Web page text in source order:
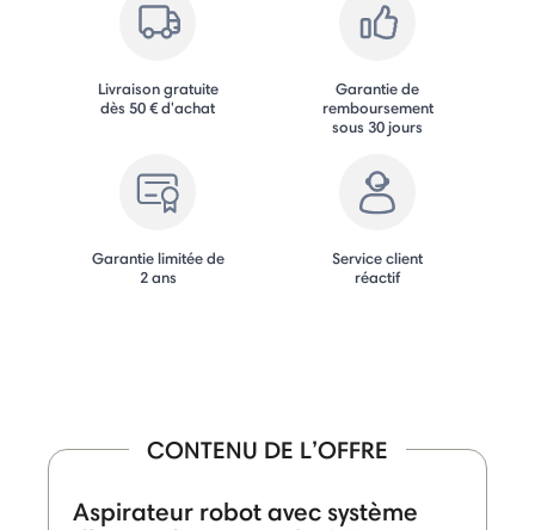
Livraison gratuite
dès 50 € d'achat
Garantie de
remboursement
sous 30 jours
Garantie limitée de
2 ans
Service client
réactif
CONTENU DE L’OFFRE
Aspirateur robot avec système